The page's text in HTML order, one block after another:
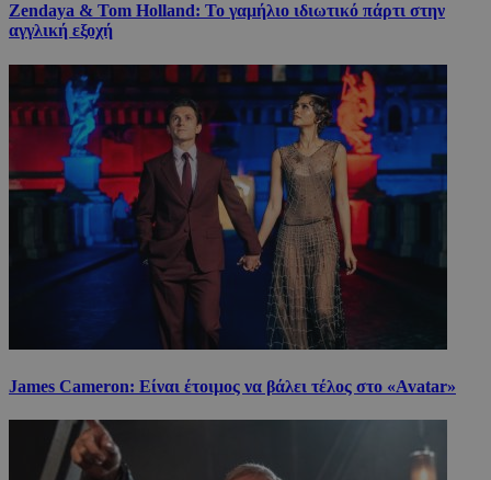
Zendaya & Tom Holland: Το γαμήλιο ιδιωτικό πάρτι στην
αγγλική εξοχή
James Cameron: Είναι έτοιμος να βάλει τέλος στο «Avatar»